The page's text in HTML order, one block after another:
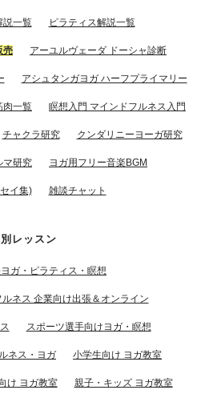
説一覧 ピラティス解説一覧
売 アーユルヴェーダ ドーシャ診断
アシュタンガヨガ ハーフプライマリー
肉一覧 瞑想入門 マインドフルネス入門
チャクラ研究 クンダリニーヨーガ研究
マ研究 ヨガ用フリー音楽BGM
イ集) 雑談チャット
レッスン
ガ・ピラティス・瞑想
ネス 企業向け出張＆オンライン
スポーツ選手向けヨガ・瞑想
ネス・ヨガ 小学生向け ヨガ教室
け ヨガ教室 親子・キッズ ヨガ教室